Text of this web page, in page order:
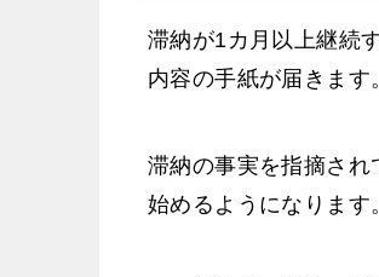
滞納が1カ月以上継続
内容の手紙が届きます
滞納の事実を指摘され
始めるようになります